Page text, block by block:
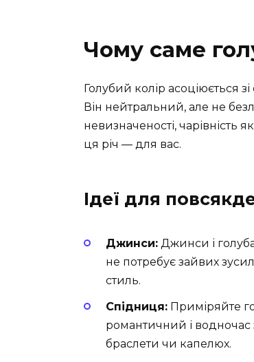
Чому саме
Голубий колір асоціюється
Він нейтральний, але не
невизначеності, чарівність
ця річ — для вас.
Ідеї для
Джинси: Джинси і
не потребує зайвих
стиль.
Спідниця: Приміряйте
романтичний і водночас
браслети чи капелюх.